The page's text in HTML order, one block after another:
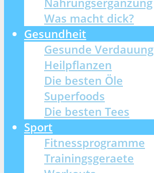
Was macht dick?
Gesundheit
Gesunde Verdauung
Heilpflanzen
Die besten Öle
Superfoods
Die besten Tees
Sport
Fitnessprogramme
Trainingsgeraete